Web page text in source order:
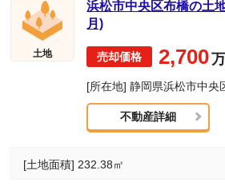
土地
浜松市中央区布橋の土
月)
2,700
[所在地] 静岡県浜松市中央
不動産詳細
[土地面積] 232.38㎡